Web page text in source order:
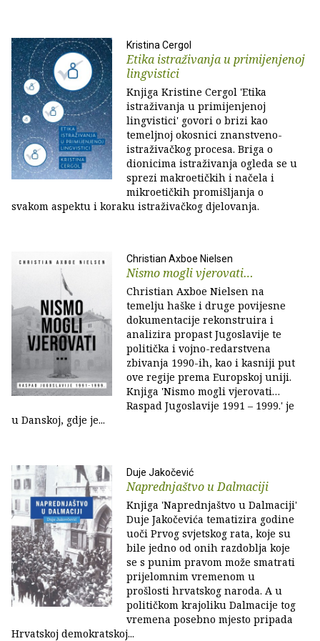
Kristina Cergol
Etika istraživanja u primijenjenoj
lingvistici
Knjiga Kristine Cergol 'Etika
istraživanja u primijenjenoj
lingvistici' govori o brizi kao
temeljnoj okosnici znanstveno-
istraživačkog procesa. Briga o
dionicima istraživanja ogleda se u
sprezi makroetičkih i načela i
mikroetičkih promišljanja o
svakom aspektu i koraku istraživačkog djelovanja.
Christian Axboe Nielsen
Nismo mogli vjerovati…
Christian Axboe Nielsen na
temelju haške i druge povijesne
dokumentacije rekonstruira i
analizira propast Jugoslavije te
politička i vojno-redarstvena
zbivanja 1990-ih, kao i kasniji put
ove regije prema Europskoj uniji.
Knjiga 'Nismo mogli vjerovati…
Raspad Jugoslavije 1991 – 1999.' je
u Danskoj, gdje je...
Duje Jakočević
Naprednjaštvo u Dalmaciji
Knjiga 'Naprednjaštvo u Dalmaciji'
Duje Jakočevića tematizira godine
uoči Prvog svjetskog rata, koje su
bile jedno od onih razdoblja koje
se s punim pravom može smatrati
prijelomnim vremenom u
prošlosti hrvatskog naroda. A u
političkom krajoliku Dalmacije tog
vremena posebno mjesto pripada
Hrvatskoj demokratskoj...